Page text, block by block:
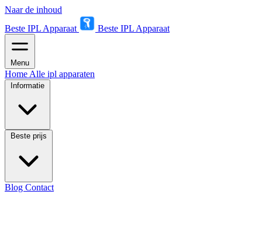
Naar de inhoud
Beste IPL Apparaat
Beste IPL Apparaat
Menu
Home Alle ipl apparaten
Informatie
Beste prijs
Blog Contact